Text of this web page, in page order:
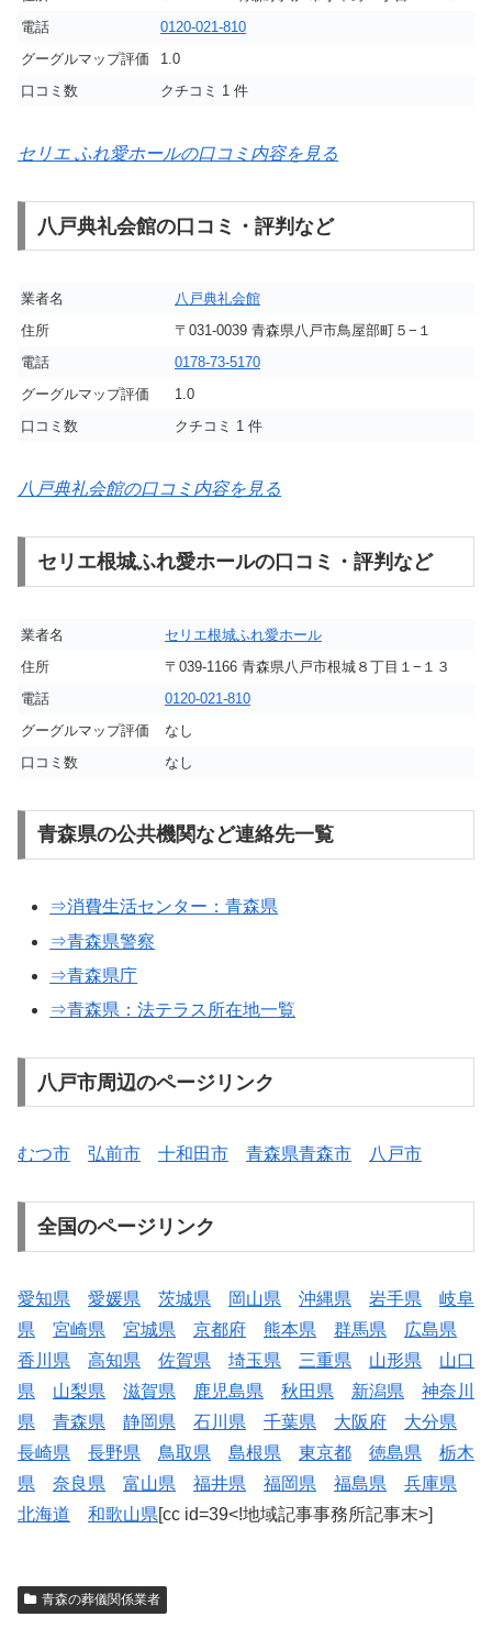
電話
0120-021-810
グーグルマップ評価
1.0
口コミ数
クチコミ 1 件
セリエ ふれ愛ホールの口コミ内容を見る
八戸典礼会館の口コミ・評判など
業者名
八戸典礼会館
住所
〒031-0039 青森県八戸市鳥屋部町５−１
電話
0178-73-5170
グーグルマップ評価
1.0
口コミ数
クチコミ 1 件
八戸典礼会館の口コミ内容を見る
セリエ根城ふれ愛ホールの口コミ・評判など
業者名
セリエ根城ふれ愛ホール
住所
〒039-1166 青森県八戸市根城８丁目１−１３
電話
0120-021-810
グーグルマップ評価
なし
口コミ数
なし
青森県の公共機関など連絡先一覧
⇒消費生活センター：青森県
⇒青森県警察
⇒青森県庁
⇒青森県：法テラス所在地一覧
八戸市周辺のページリンク
むつ市 弘前市 十和田市 青森県青森市 八戸市
全国のページリンク
愛知県 愛媛県 茨城県 岡山県 沖縄県 岩手県
岐阜
県
宮崎県 宮城県 京都府 熊本県 群馬県
広島県
香川県
高知県 佐賀県 埼玉県 三重県 山形県
山口
県
山梨県 滋賀県 鹿児島県 秋田県 新潟県
神奈川
県
青森県 静岡県 石川県 千葉県 大阪府
大分県
長崎県
長野県 鳥取県 島根県 東京都 徳島県
栃木
県
奈良県 富山県 福井県 福岡県 福島県
兵庫県
北海道
和歌山県[cc id=39<!地域記事事務所記事末>]
青森の葬儀関係業者